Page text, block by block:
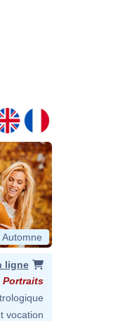
ligne
Portraits
vocation